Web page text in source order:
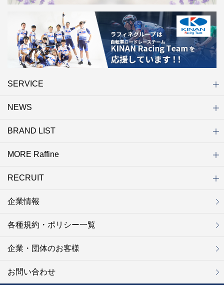
SERVICE
初めての方へ
店舗検索
キャンペーン
ラフィネ マルシェ（通販サイト）
WEB予約
よくある質問（Q&A）
サイトマップ
NEWS
ニュース一覧
お知らせ
オープン
クローズ
リニューアル
その他
BRAND LIST
ブランド一覧
ラフィネ
グランラフィネ
バダンバルー
ラフィネプリュス
プチラフィネ
整体ナチュラルボディ
トータルセラピー
フットデザイン
REFLE（リフレ）
Raffine TOKYO
ラフィネ ランニングスタイル
MORE Raffine
MORE Raffine
ラフィネのこだわり
ラフィネのひみつ
お得で便利なサービス
ラフィネギフト
ラフィネグループアスリート
RECRUIT
セラピスト採用
新卒採用
研修サイト
NOWON!!
企業情報
各種規約・ポリシー一覧
企業・団体のお客様
お問い合わせ